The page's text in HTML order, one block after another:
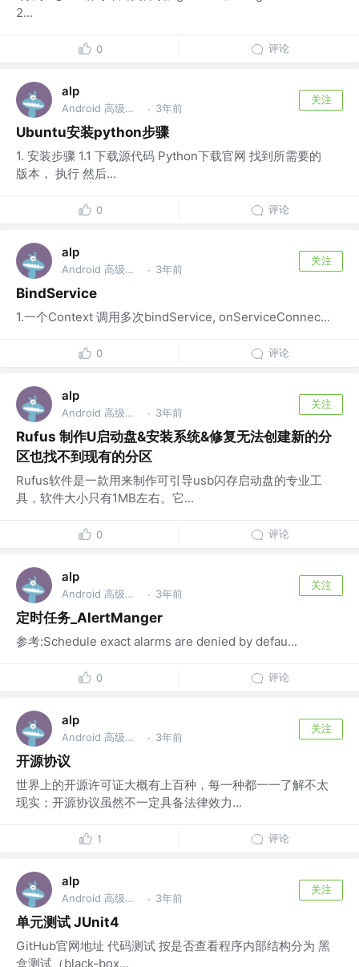
2...
0 评论
alp
Android 高级开发工程师 · 3年前
关注
Ubuntu安装python步骤
1. 安装步骤 1.1 下载源代码 Python下载官网 找到所需要的
版本， 执行 然后...
0 评论
alp
Android 高级开发工程师 · 3年前
关注
BindService
1.一个Context 调用多次bindService, onServiceConnec...
0 评论
alp
Android 高级开发工程师 · 3年前
关注
Rufus 制作U启动盘&安装系统&修复无法创建新的分
区也找不到现有的分区
Rufus软件是一款用来制作可引导usb闪存启动盘的专业工
具，软件大小只有1MB左右。它...
0 评论
alp
Android 高级开发工程师 · 3年前
关注
定时任务_AlertManger
参考:Schedule exact alarms are denied by defau...
0 评论
alp
Android 高级开发工程师 · 3年前
关注
开源协议
世界上的开源许可证大概有上百种，每一种都一一了解不太
现实；开源协议虽然不一定具备法律效力...
1 评论
alp
Android 高级开发工程师 · 3年前
关注
单元测试 JUnit4
GitHub官网地址 代码测试 按是否查看程序内部结构分为 黑
盒测试（black-box...